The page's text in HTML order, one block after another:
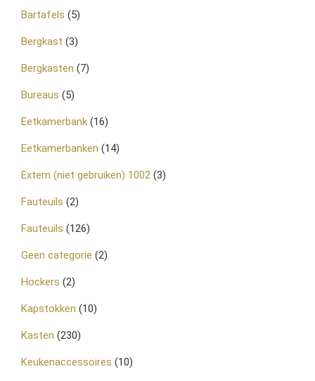
Bartafels (5)
Bergkast (3)
Bergkasten (7)
Bureaus (5)
Eetkamerbank (16)
Eetkamerbanken (14)
Extern (niet gebruiken) 1002 (3)
Fauteuils (2)
Fauteuils (126)
Geen categorie (2)
Hockers (2)
Kapstokken (10)
Kasten (230)
Keukenaccessoires (10)